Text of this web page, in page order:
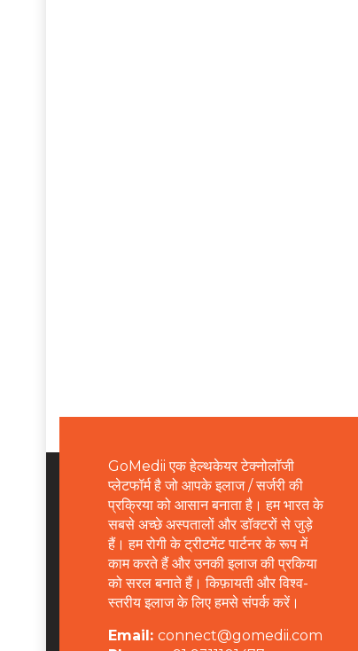
GoMedii एक हेल्थकेयर टेक्नोलॉजी
प्लेटफॉर्म है जो आपके इलाज / सर्जरी की
प्रक्रिया को आसान बनाता है। हम भारत के
सबसे अच्छे अस्पतालों और डॉक्टरों से जुड़े
हैं। हम रोगी के ट्रीटमेंट पार्टनर के रूप में
काम करते हैं और उनकी इलाज की प्रकिया
को सरल बनाते हैं। किफ़ायती और विश्व-
स्तरीय इलाज के लिए हमसे संपर्क करें।
Email: connect@gomedii.com